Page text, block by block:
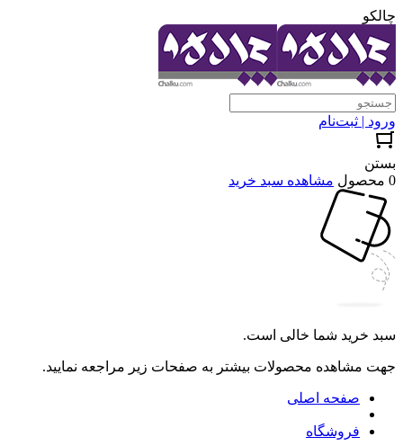
چالکو
ورود | ثبت‌نام
بستن
0 محصول
مشاهده سبد خرید
سبد خرید شما خالی است.
جهت مشاهده محصولات بیشتر به صفحات زیر مراجعه نمایید.
صفحه اصلی
فروشگاه